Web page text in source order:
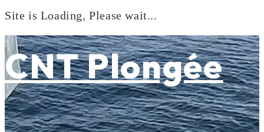
Site is Loading, Please wait...
to
content
CNT Plongée